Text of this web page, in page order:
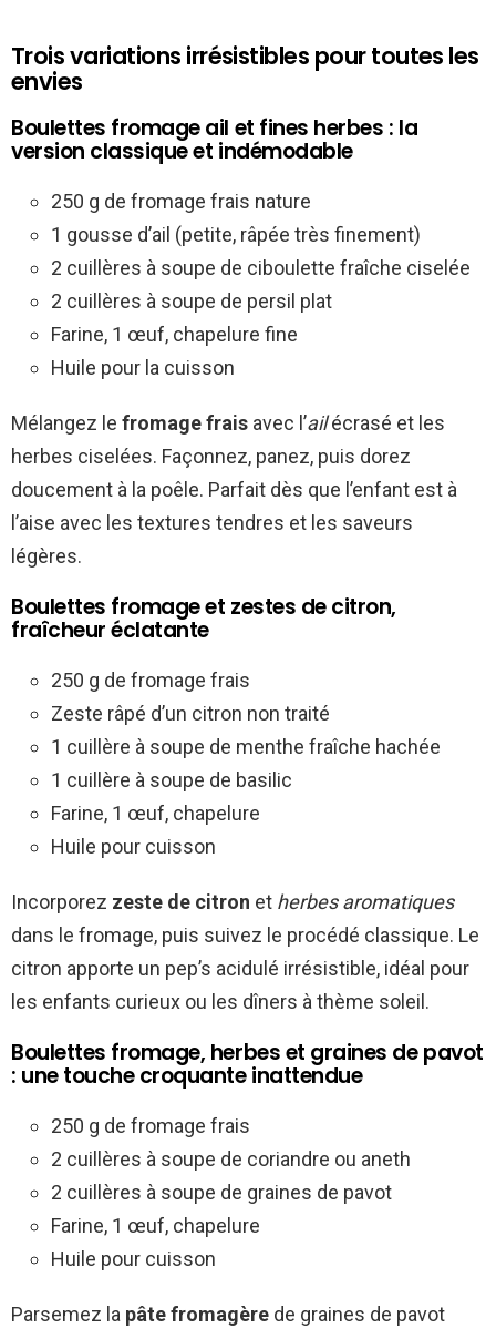
Trois variations irrésistibles pour toutes les
envies
Boulettes fromage ail et fines herbes : la
version classique et indémodable
250 g de fromage frais nature
1 gousse d’ail (petite, râpée très finement)
2 cuillères à soupe de ciboulette fraîche ciselée
2 cuillères à soupe de persil plat
Farine, 1 œuf, chapelure fine
Huile pour la cuisson
Mélangez le fromage frais avec l’ailécrasé et les
herbes ciselées. Façonnez, panez, puis dorez
doucement à la poêle. Parfait dès que l’enfant est à
l’aise avec les textures tendres et les saveurs
légères.
Boulettes fromage et zestes de citron,
fraîcheur éclatante
250 g de fromage frais
Zeste râpé d’un citron non traité
1 cuillère à soupe de menthe fraîche hachée
1 cuillère à soupe de basilic
Farine, 1 œuf, chapelure
Huile pour cuisson
Incorporez zeste de citron et herbes aromatiques
dans le fromage, puis suivez le procédé classique. Le
citron apporte un pep’s acidulé irrésistible, idéal pour
les enfants curieux ou les dîners à thème soleil.
Boulettes fromage, herbes et graines de pavot
: une touche croquante inattendue
250 g de fromage frais
2 cuillères à soupe de coriandre ou aneth
2 cuillères à soupe de graines de pavot
Farine, 1 œuf, chapelure
Huile pour cuisson
Parsemez la pâte fromagère de graines de pavot